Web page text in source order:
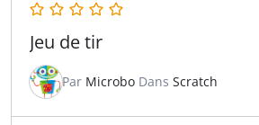
Jeu de tir
Par Microbo Dans Scratch